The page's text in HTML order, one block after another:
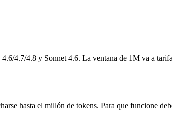
4.7/4.8 y Sonnet 4.6. La ventana de 1M va a
hasta el millón de tokens. Para que funcione